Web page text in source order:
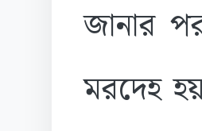
জানার
মরদেহ